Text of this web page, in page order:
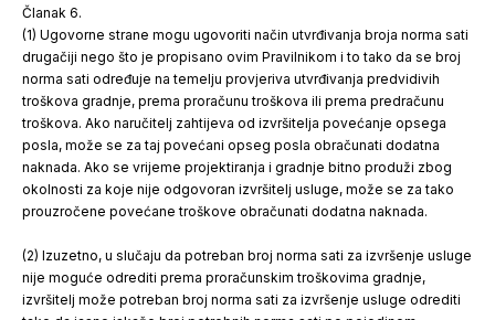
Članak 6.
(1) Ugovorne strane mogu ugovoriti način utvrđivanja broja norma sati
drugačiji nego što je propisano ovim Pravilnikom i to tako da se broj
norma sati određuje na temelju provjeriva utvrđivanja predvidivih
troškova gradnje, prema proračunu troškova ili prema predračunu
troškova. Ako naručitelj zahtijeva od izvršitelja povećanje opsega
posla, može se za taj povećani opseg posla obračunati dodatna
naknada. Ako se vrijeme projektiranja i gradnje bitno produži zbog
okolnosti za koje nije odgovoran izvršitelj usluge, može se za tako
prouzročene povećane troškove obračunati dodatna naknada.
(2) Izuzetno, u slučaju da potreban broj norma sati za izvršenje usluge
nije moguće odrediti prema proračunskim troškovima gradnje,
izvršitelj može potreban broj norma sati za izvršenje usluge odrediti